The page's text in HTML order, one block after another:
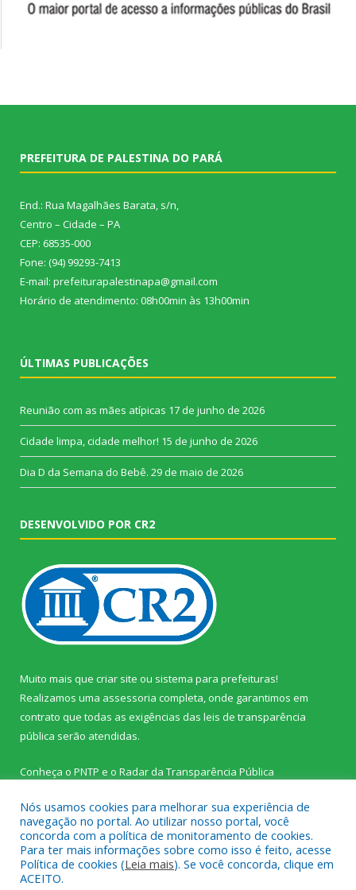
PREFEITURA DE PALESTINA DO PARÁ
End.: Rua Magalhães Barata, s/n,
Centro – Cidade – PA
CEP: 68535-000
Fone: (94) 99293-7413
E-mail: prefeiturapalestinapa@gmail.com
Horário de atendimento: 08h00min às 13h00min
ÚLTIMAS PUBLICAÇÕES
Reunião com as mães atípicas 17 de junho de 2026
Cidade limpa, cidade melhor! 15 de junho de 2026
Dia D da Semana do Bebê. 29 de maio de 2026
DESENVOLVIDO POR CR2
Muito mais que criar site ou sistema para prefeituras!
Realizamos uma assessoria completa, onde garantimos em
contrato que todas as exigências das leis de transparência
pública serão atendidas.
Conheça o PNTP e o Radar da Transparência Pública
Todos os direitos reservados a Prefeitura Municipal de Palestina
do Pará.
Nós usamos cookies para melhorar sua experiência de
navegação no portal. Ao utilizar nosso portal, você
concorda com a política de monitoramento de cookies.
Para ter mais informações sobre como isso é feito, acesse
Política de cookies (Leia mais). Se você concorda, clique em
ACEITO.